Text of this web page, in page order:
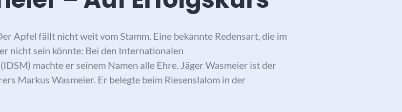
Apfel fällt nicht weit vom Stamm. Eine bekannte Redensart, die im
nicht sein könnte: Bei den Internationalen
machte er seinem Namen alle Ehre. Jäger Wasmeier ist der
Markus Wasmeier. Er belegte beim Riesenslalom in der
Auf Erfolgskurs